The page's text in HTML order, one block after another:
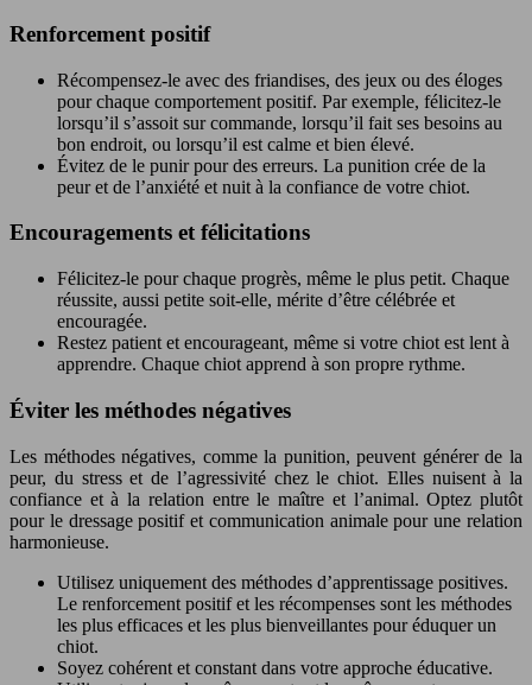
Renforcement positif
Récompensez-le avec des friandises, des jeux ou des éloges
pour chaque comportement positif. Par exemple, félicitez-le
lorsqu’il s’assoit sur commande, lorsqu’il fait ses besoins au
bon endroit, ou lorsqu’il est calme et bien élevé.
Évitez de le punir pour des erreurs. La punition crée de la
peur et de l’anxiété et nuit à la confiance de votre chiot.
Encouragements et félicitations
Félicitez-le pour chaque progrès, même le plus petit. Chaque
réussite, aussi petite soit-elle, mérite d’être célébrée et
encouragée.
Restez patient et encourageant, même si votre chiot est lent à
apprendre. Chaque chiot apprend à son propre rythme.
Éviter les méthodes négatives
Les méthodes négatives, comme la punition, peuvent générer de la
peur, du stress et de l’agressivité chez le chiot. Elles nuisent à la
confiance et à la relation entre le maître et l’animal. Optez plutôt
pour le dressage positif et communication animale pour une relation
harmonieuse.
Utilisez uniquement des méthodes d’apprentissage positives.
Le renforcement positif et les récompenses sont les méthodes
les plus efficaces et les plus bienveillantes pour éduquer un
chiot.
Soyez cohérent et constant dans votre approche éducative.